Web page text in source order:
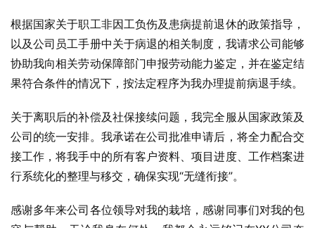
根据国家关于职工非因工负伤及患病提前退休的政策指导，
以及公司员工手册中关于病退的相关制度，我请求公司能够
协助我向相关劳动保障部门申报劳动能力鉴定，并在鉴定结
果符合条件的情况下，按法定程序为我办理提前病退手续。
关于离职后的补偿及社保接续问题，我完全服从国家政策及
公司的统一安排。我承诺在公司批准申请后，将全力配合交
接工作，将我手中的所有客户资料、项目进度、工作档案进
行系统化的整理与移交，确保实现“无缝衔接”。
感谢多年来公司各位领导对我的栽培，感谢同事们对我的包